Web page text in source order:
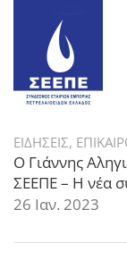
ΕΙΔΗΣΕΙΣ,
Ο Γιάννης
ΣΕΕΠΕ – Η νέα
26 Ιαν. 2023